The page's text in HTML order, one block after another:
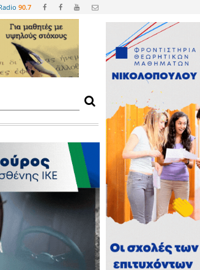
Web TV Live Radio